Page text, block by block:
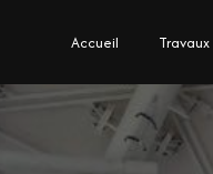
Accueil